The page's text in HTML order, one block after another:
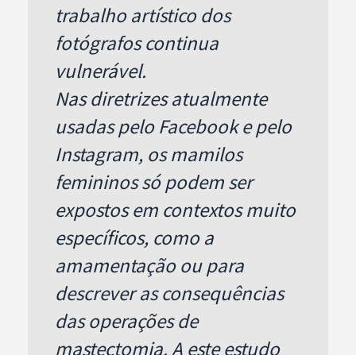
trabalho artístico dos
fotógrafos continua
vulnerável.
Nas diretrizes atualmente
usadas pelo Facebook e pelo
Instagram, os mamilos
femininos só podem ser
expostos em contextos muito
específicos, como a
amamentação ou para
descrever as consequências
das operações de
mastectomia. A este estudo